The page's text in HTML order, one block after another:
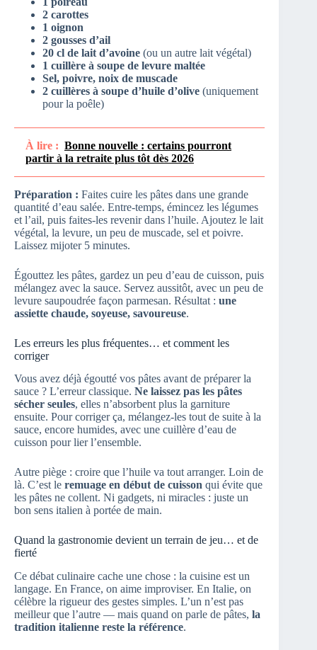
2 carottes
1 oignon
2 gousses d’ail
20 cl de lait d’avoine (ou un autre lait végétal)
1 cuillère à soupe de levure maltée
Sel, poivre, noix de muscade
2 cuillères à soupe d’huile d’olive (uniquement
pour la poêle)
À lire : Bonne nouvelle : certains pourront
partir à la retraite plus tôt dès 2026
Préparation : Faites cuire les pâtes dans une grande
quantité d’eau salée. Entre-temps, émincez les légumes
et l’ail, puis faites-les revenir dans l’huile. Ajoutez le lait
végétal, la levure, un peu de muscade, sel et poivre.
Laissez mijoter 5 minutes.
Égouttez les pâtes, gardez un peu d’eau de cuisson, puis
mélangez avec la sauce. Servez aussitôt, avec un peu de
levure saupoudrée façon parmesan. Résultat : une
assiette chaude, soyeuse, savoureuse.
Les erreurs les plus fréquentes… et comment les
corriger
Vous avez déjà égoutté vos pâtes avant de préparer la
sauce ? L’erreur classique. Ne laissez pas les pâtes
sécher seules, elles n’absorbent plus la garniture
ensuite. Pour corriger ça, mélangez-les tout de suite à la
sauce, encore humides, avec une cuillère d’eau de
cuisson pour lier l’ensemble.
Autre piège : croire que l’huile va tout arranger. Loin de
là. C’est le remuage en début de cuisson qui évite que
les pâtes ne collent. Ni gadgets, ni miracles : juste un
bon sens italien à portée de main.
Quand la gastronomie devient un terrain de jeu… et de
fierté
Ce débat culinaire cache une chose : la cuisine est un
langage. En France, on aime improviser. En Italie, on
célèbre la rigueur des gestes simples. L’un n’est pas
meilleur que l’autre — mais quand on parle de pâtes, la
tradition italienne reste la référence.